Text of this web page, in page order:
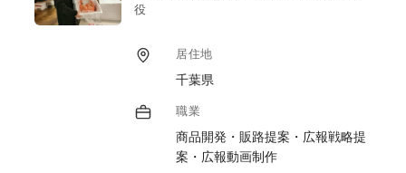
役
居住地
千葉県
職業
商品開発・販路提案・広報戦略提
案・広報動画制作